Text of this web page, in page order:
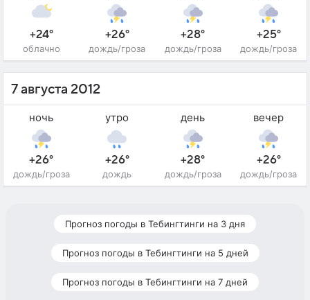
+24°
облачно
+26°
дождь/гроза
+28°
дождь/гроза
+25°
дождь/гроза
7 августа 2012
ночь
+26°
дождь/гроза
утро
+26°
дождь
день
+28°
дождь/гроза
вечер
+26°
дождь/гроза
Прогноз погоды в Тебингтинги на 3 дня
Прогноз погоды в Тебингтинги на 5 дней
Прогноз погоды в Тебингтинги на 7 дней